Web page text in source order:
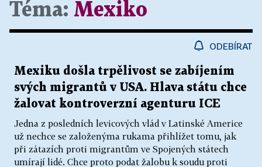
Téma: Mexiko
ODEBÍRAT
Mexiku došla trpělivost se zabíjením
svých migrantů v USA. Hlava státu chce
žalovat kontroverzní agenturu ICE
Jedna z posledních levicových vlád v Latinské Americe
už nechce se založenýma rukama přihlížet tomu, jak
při zátazích proti migrantům ve Spojených státech
umírají lidé. Chce proto podat žalobu k soudu proti